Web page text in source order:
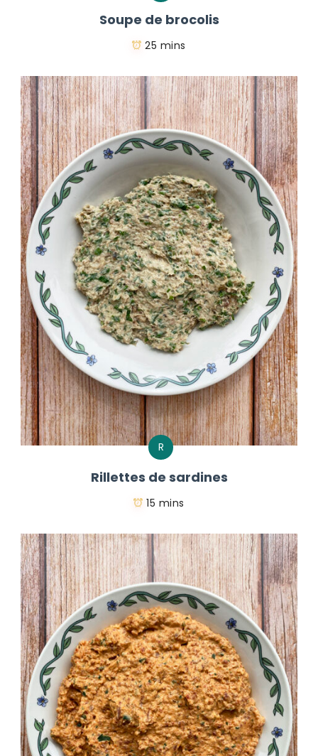
Soupe de brocolis
25 mins
R
Rillettes de sardines
15 mins